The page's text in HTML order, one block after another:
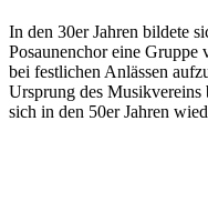
In den 30er Jahren bildete
Posaunenchor eine Gruppe
bei festlichen Anlässen
Ursprung des Musikvereins
sich in den 50er Jahren